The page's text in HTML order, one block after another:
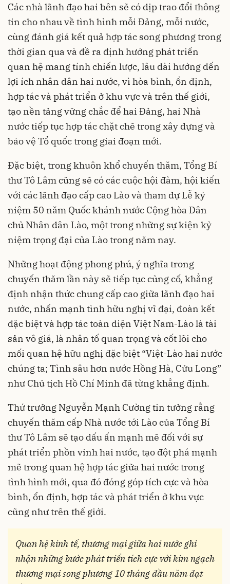
Các nhà lãnh đạo hai bên sẽ có dịp trao đổi thông
tin cho nhau về tình hình mỗi Đảng, mỗi nước,
cùng đánh giá kết quả hợp tác song phương trong
thời gian qua và đề ra định hướng phát triển
quan hệ mang tính chiến lược, lâu dài hướng đến
lợi ích nhân dân hai nước, vì hòa bình, ổn định,
hợp tác và phát triển ở khu vực và trên thế giới,
tạo nền tảng vững chắc để hai Đảng, hai Nhà
nước tiếp tục hợp tác chặt chẽ trong xây dựng và
bảo vệ Tổ quốc trong giai đoạn mới.
Đặc biệt, trong khuôn khổ chuyến thăm, Tổng Bí
thư Tô Lâm cũng sẽ có các cuộc hội đàm, hội kiến
với các lãnh đạo cấp cao Lào và tham dự Lễ kỷ
niệm 50 năm Quốc khánh nước Cộng hòa Dân
chủ Nhân dân Lào, một trong những sự kiện kỷ
niệm trọng đại của Lào trong năm nay.
Những hoạt động phong phú, ý nghĩa trong
chuyến thăm lần này sẽ tiếp tục củng cố, khẳng
định nhận thức chung cấp cao giữa lãnh đạo hai
nước, nhấn mạnh tình hữu nghị vĩ đại, đoàn kết
đặc biệt và hợp tác toàn diện Việt Nam-Lào là tài
sản vô giá, là nhân tố quan trọng và cốt lõi cho
mối quan hệ hữu nghị đặc biệt “Việt-Lào hai nước
chúng ta; Tình sâu hơn nước Hồng Hà, Cửu Long”
như Chủ tịch Hồ Chí Minh đã từng khẳng định.
Thứ trưởng Nguyễn Mạnh Cường tin tưởng rằng
chuyến thăm cấp Nhà nước tới Lào của Tổng Bí
thư Tô Lâm sẽ tạo dấu ấn mạnh mẽ đối với sự
phát triển phồn vinh hai nước, tạo đột phá mạnh
mẽ trong quan hệ hợp tác giữa hai nước trong
tình hình mới, qua đó đóng góp tích cực và hòa
bình, ổn định, hợp tác và phát triển ở khu vực
cũng như trên thế giới.
Quan hệ kinh tế, thương mại giữa hai nước ghi
nhận những bước phát triển tích cực với kim ngạch
thương mại song phương 10 tháng đầu năm đạt